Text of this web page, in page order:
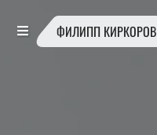
ФИЛИПП КИРКОРОВ